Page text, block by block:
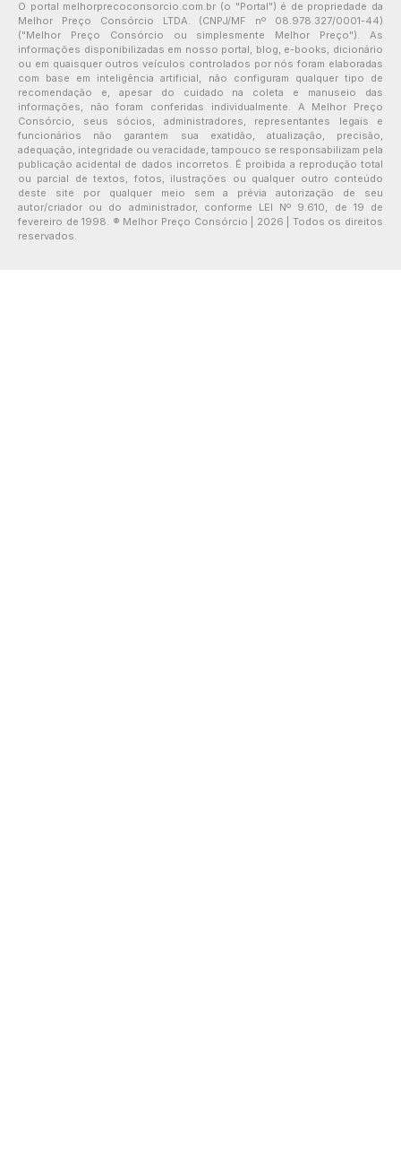
O portal melhorprecoconsorcio.com.br (o "Portal") é de propriedade da
Melhor Preço Consórcio LTDA. (CNPJ/MF nº 08.978.327/0001-44)
("Melhor Preço Consórcio ou simplesmente Melhor Preço"). As
informações disponibilizadas em nosso portal, blog, e-books, dicionário
ou em quaisquer outros veículos controlados por nós foram elaboradas
com base em inteligência artificial, não configuram qualquer tipo de
recomendação e, apesar do cuidado na coleta e manuseio das
informações, não foram conferidas individualmente. A Melhor Preço
Consórcio, seus sócios, administradores, representantes legais e
funcionários não garantem sua exatidão, atualização, precisão,
adequação, integridade ou veracidade, tampouco se responsabilizam pela
publicação acidental de dados incorretos. É proibida a reprodução total
ou parcial de textos, fotos, ilustrações ou qualquer outro conteúdo
deste site por qualquer meio sem a prévia autorização de seu
autor/criador ou do administrador, conforme LEI Nº 9.610, de 19 de
fevereiro de 1998. ® Melhor Preço Consórcio | 2026 | Todos os direitos
reservados.